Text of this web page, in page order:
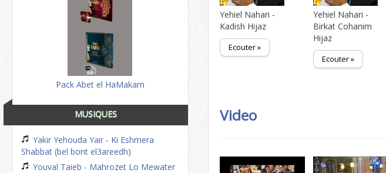
Pack Abet el HaMakam
MUSIQUES
Yakir Yehouda Yair - Ki Eshmera
Shabbat (bel bont el3areedh)
Youval Taieb - Mahrozet Lo Mewater
Yehiel Nahari -
Kadish Hijaz
Ecouter »
Yehiel Nahari -
Birkat Cohanim
Hijaz
Ecouter »
Video